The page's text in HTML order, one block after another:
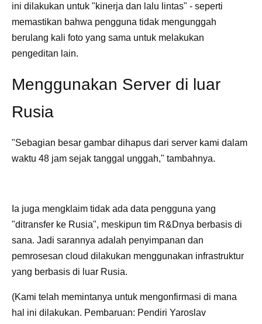
ini dilakukan untuk "kinerja dan lalu lintas" - seperti
memastikan bahwa pengguna tidak mengunggah
berulang kali foto yang sama untuk melakukan
pengeditan lain.
Menggunakan Server di luar
Rusia
"Sebagian besar gambar dihapus dari server kami dalam
waktu 48 jam sejak tanggal unggah," tambahnya.
Ia juga mengklaim tidak ada data pengguna yang
"ditransfer ke Rusia", meskipun tim R&Dnya berbasis di
sana. Jadi sarannya adalah penyimpanan dan
pemrosesan cloud dilakukan menggunakan infrastruktur
yang berbasis di luar Rusia.
(Kami telah memintanya untuk mengonfirmasi di mana
hal ini dilakukan. Pembaruan: Pendiri Yaroslav